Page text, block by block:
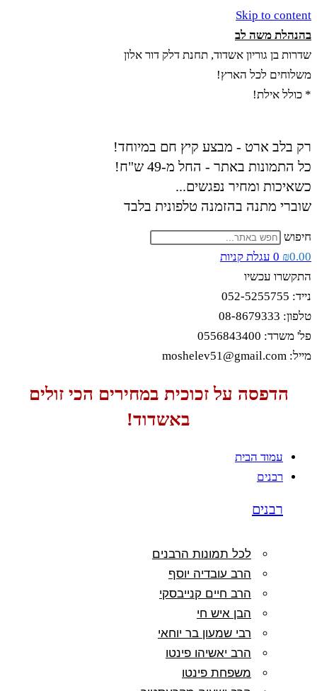
Skip to content
בהנהלת משה לב
שדרות בן גוריון אשדוד, תחנת דלק דור אלון
משלוחים לכל הארץ!
* כולל אילת!
רק בלב ארט - מבצע קיץ חם במיוחד!
כל התמונות באתר - החל מ-49 ש"ח!
כשאיכות ומחיר נפגשים...
שוברי מתנה בהזמנה טלפונית בלבד
חיפוש
₪0.00
0 עגלת קניות
התקשרו עכשיו
נייד: 052-5255755
טלפון: 08-8679333
פל' משרד: 0556843400
מייל: moshelev51@gmail.com
הדפסה על זכוכית במחירים הכי זולים
באשדוד!
עמוד הבית
רבנים
רבנים
לכל תמונות הרבנים
הרב עובדיה יוסף
הרב חיים קנייבסקי
הבן איש חי
רבי שמעון בר יוחאי
הרב יאשיהו פינטו
משפחת פינטו